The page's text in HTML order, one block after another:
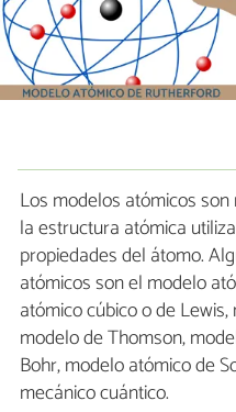
Los modelos atómicos
la estructura atómica
propiedades del átomo.
atómicos son el modelo
atómico cúbico o de
modelo de Thomson,
Bohr, modelo atómico de
mecánico cuántico.